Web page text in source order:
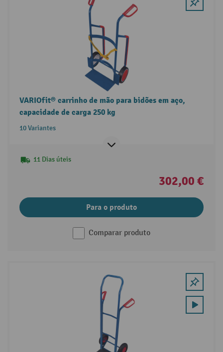
VARIOfit® carrinho de mão para bidões em aço,
capacidade de carga 250 kg
10 Variantes
11 Dias úteis
302,00 €
Para o produto
Comparar produto